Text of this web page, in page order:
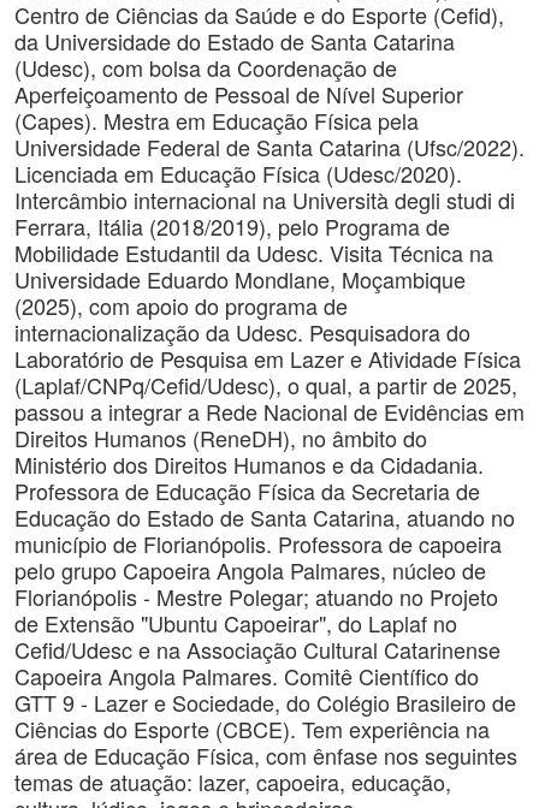
Centro de Ciências da Saúde e do Esporte (Cefid),
da Universidade do Estado de Santa Catarina
(Udesc), com bolsa da Coordenação de
Aperfeiçoamento de Pessoal de Nível Superior
(Capes). Mestra em Educação Física pela
Universidade Federal de Santa Catarina (Ufsc/2022).
Licenciada em Educação Física (Udesc/2020).
Intercâmbio internacional na Università degli studi di
Ferrara, Itália (2018/2019), pelo Programa de
Mobilidade Estudantil da Udesc. Visita Técnica na
Universidade Eduardo Mondlane, Moçambique
(2025), com apoio do programa de
internacionalização da Udesc. Pesquisadora do
Laboratório de Pesquisa em Lazer e Atividade Física
(Laplaf/CNPq/Cefid/Udesc), o qual, a partir de 2025,
passou a integrar a Rede Nacional de Evidências em
Direitos Humanos (ReneDH), no âmbito do
Ministério dos Direitos Humanos e da Cidadania.
Professora de Educação Física da Secretaria de
Educação do Estado de Santa Catarina, atuando no
município de Florianópolis. Professora de capoeira
pelo grupo Capoeira Angola Palmares, núcleo de
Florianópolis - Mestre Polegar; atuando no Projeto
de Extensão "Ubuntu Capoeirar", do Laplaf no
Cefid/Udesc e na Associação Cultural Catarinense
Capoeira Angola Palmares. Comitê Científico do
GTT 9 - Lazer e Sociedade, do Colégio Brasileiro de
Ciências do Esporte (CBCE). Tem experiência na
área de Educação Física, com ênfase nos seguintes
temas de atuação: lazer, capoeira, educação,